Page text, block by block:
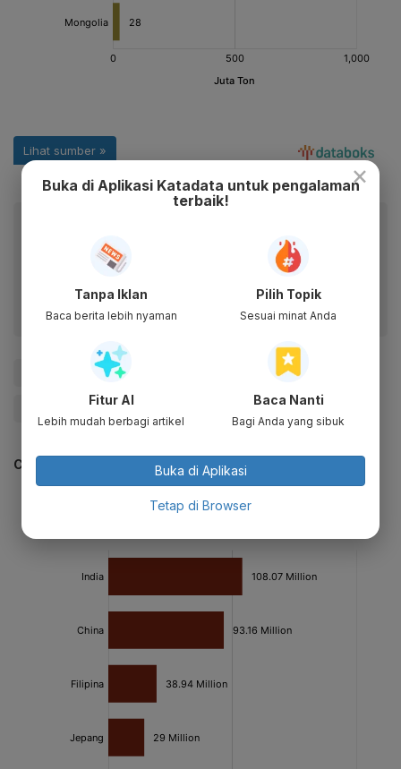
Dapatkan pengalaman membaca lebih nyaman dan nikmati
fitur menarik lainnya lewat aplikasi mobile Katadata.
#Korea Selatan
#Ekspor dan Impor #Pertambangan
CEK JUGA DATA INI
×
Buka di Aplikasi Katadata untuk pengalaman
terbaik!
Tanpa Iklan
Baca berita lebih nyaman
Pilih Topik
Sesuai minat Anda
Fitur AI
Lebih mudah berbagi artikel
Baca Nanti
Bagi Anda yang sibuk
Buka di Aplikasi
Tetap di Browser